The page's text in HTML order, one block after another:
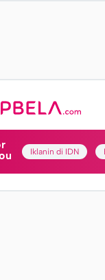
Iklanin di IDN